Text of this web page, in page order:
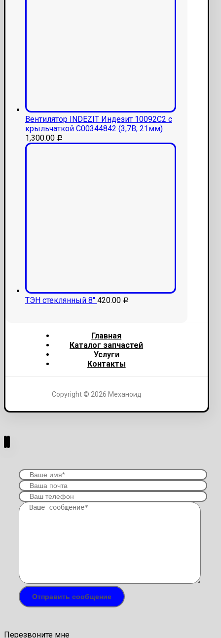
Вентилятор INDEZIT Индезит 10092С2 с
крыльчаткой С00344842 (3,7В, 21мм)
1,300.00 Р
ТЭН стеклянный 8" 420.00 Р
Главная
Каталог запчастей
Услуги
Контакты
Copyright © 2026 Механоид
Перезвоните мне